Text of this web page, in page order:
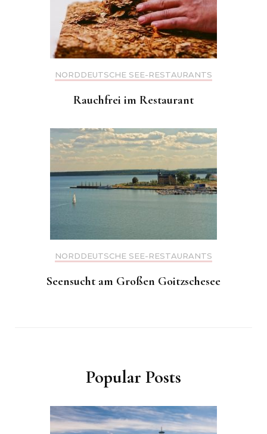
NORDDEUTSCHE SEE-RESTAURANTS
Rauchfrei im Restaurant
NORDDEUTSCHE SEE-RESTAURANTS
Seensucht am Großen Goitzschesee
Popular Posts